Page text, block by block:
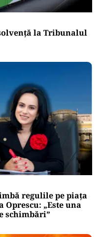
de lei la Bâlea
ruginite și
la soare
la Tribunalul